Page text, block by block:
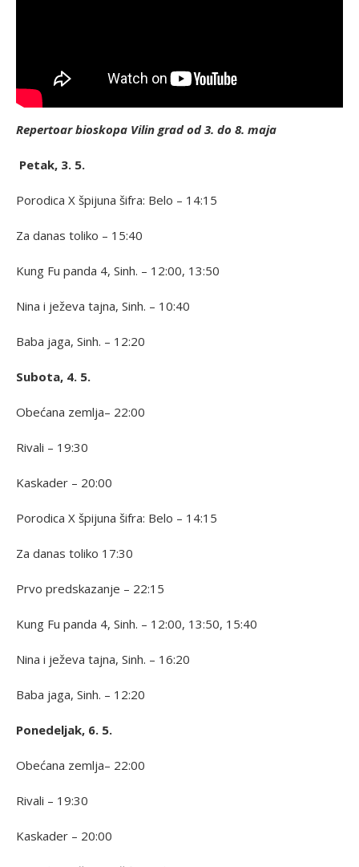
Repertoar bioskopa Vilin grad od 3. do 8. maja
Petak, 3. 5.
Porodica X špijuna šifra: Belo – 14:15
Za danas toliko – 15:40
Kung Fu panda 4, Sinh. – 12:00, 13:50
Nina i ježeva tajna, Sinh. – 10:40
Baba jaga, Sinh. – 12:20
Subota, 4. 5.
Obećana zemlja– 22:00
Rivali – 19:30
Kaskader – 20:00
Porodica X špijuna šifra: Belo – 14:15
Za danas toliko 17:30
Prvo predskazanje – 22:15
Kung Fu panda 4, Sinh. – 12:00, 13:50, 15:40
Nina i ježeva tajna, Sinh. – 16:20
Baba jaga, Sinh. – 12:20
Ponedeljak, 6. 5.
Obećana zemlja– 22:00
Rivali – 19:30
Kaskader – 20:00